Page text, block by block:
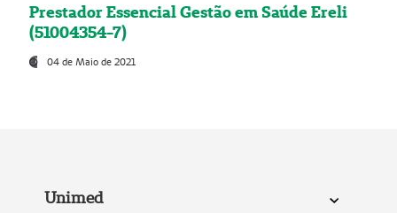
Prestador Essencial Gestão em Saúde Ereli
(51004354-7)
04 de Maio de 2021
Unimed